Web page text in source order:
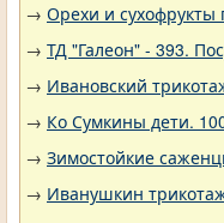
→ Орехи и
→ ТД "Галеон" - 393.
→ Ивановский
→ Ко Сумкины дети.
→ Зимостойкие
→ Иванушкин